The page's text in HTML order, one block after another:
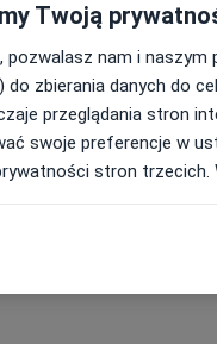
do dziś. Jest
polskich i
terapii
podręcznika,
terapią
Twoją
pozwalasz nam i
do zbierania danych do
przeglądania stron
swoje preferencje w
stron trzecich.